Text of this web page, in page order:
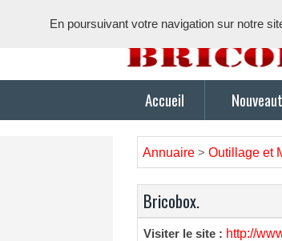
Accueil
Annuaire > Outillage et
Bricobox.
Visiter le site : http://
En poursuivant votre navigation sur notre